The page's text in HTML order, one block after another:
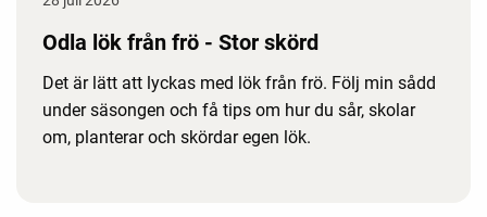
Odla lök från frö - Stor skörd
Det är lätt att lyckas med lök från frö. Följ min sådd
under säsongen och få tips om hur du sår, skolar
om, planterar och skördar egen lök.